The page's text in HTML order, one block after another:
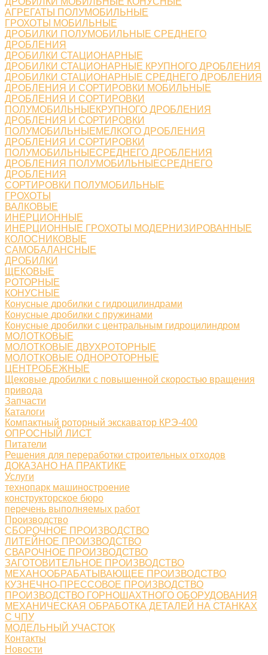
АГРЕГАТЫ ПОЛУМОБИЛЬНЫЕ
ГРОХОТЫ МОБИЛЬНЫЕ
ДРОБИЛКИ ПОЛУМОБИЛЬНЫЕ СРЕДНЕГО
ДРОБЛЕНИЯ
ДРОБИЛКИ СТАЦИОНАРНЫЕ
ДРОБИЛКИ СТАЦИОНАРНЫЕ КРУПНОГО ДРОБЛЕНИЯ
ДРОБИЛКИ СТАЦИОНАРНЫЕ СРЕДНЕГО ДРОБЛЕНИЯ
ДРОБЛЕНИЯ И СОРТИРОВКИ МОБИЛЬНЫЕ
ДРОБЛЕНИЯ И СОРТИРОВКИ
ПОЛУМОБИЛЬНЫЕКРУПНОГО ДРОБЛЕНИЯ
ДРОБЛЕНИЯ И СОРТИРОВКИ
ПОЛУМОБИЛЬНЫЕМЕЛКОГО ДРОБЛЕНИЯ
ДРОБЛЕНИЯ И СОРТИРОВКИ
ПОЛУМОБИЛЬНЫЕСРЕДНЕГО ДРОБЛЕНИЯ
ДРОБЛЕНИЯ ПОЛУМОБИЛЬНЫЕСРЕДНЕГО
ДРОБЛЕНИЯ
СОРТИРОВКИ ПОЛУМОБИЛЬНЫЕ
ГРОХОТЫ
ВАЛКОВЫЕ
ИНЕРЦИОННЫЕ
ИНЕРЦИОННЫЕ ГРОХОТЫ МОДЕРНИЗИРОВАННЫЕ
КОЛОСНИКОВЫЕ
САМОБАЛАНСНЫЕ
ДРОБИЛКИ
ЩЕКОВЫЕ
РОТОРНЫЕ
КОНУСНЫЕ
Конусные дробилки с гидроцилиндрами
Конусные дробилки с пружинами
Конусные дробилки с центральным гидроцилиндром
МОЛОТКОВЫЕ
МОЛОТКОВЫЕ ДВУХРОТОРНЫЕ
МОЛОТКОВЫЕ ОДНОРОТОРНЫЕ
ЦЕНТРОБЕЖНЫЕ
Щековые дробилки с повышенной скоростью вращения
привода
Запчасти
Каталоги
Компактный роторный экскаватор КРЭ-400
ОПРОСНЫЙ ЛИСТ
Питатели
Решения для переработки строительных отходов
ДОКАЗАНО НА ПРАКТИКЕ
Услуги
технопарк машиностроение
конструкторское бюро
перечень выполняемых работ
Производство
СБОРОЧНОЕ ПРОИЗВОДСТВО
ЛИТЕЙНОЕ ПРОИЗВОДСТВО
СВАРОЧНОЕ ПРОИЗВОДСТВО
ЗАГОТОВИТЕЛЬНОЕ ПРОИЗВОДСТВО
МЕХАНООБРАБАТЫВАЮЩЕЕ ПРОИЗВОДСТВО
КУЗНЕЧНО-ПРЕССОВОЕ ПРОИЗВОДСТВО
ПРОИЗВОДСТВО ГОРНОШАХТНОГО ОБОРУДОВАНИЯ
МЕХАНИЧЕСКАЯ ОБРАБОТКА ДЕТАЛЕЙ НА СТАНКАХ
С ЧПУ
МОДЕЛЬНЫЙ УЧАСТОК
Контакты
Новости